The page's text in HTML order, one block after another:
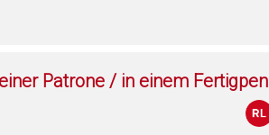
Patrone / in einem Fertigpen